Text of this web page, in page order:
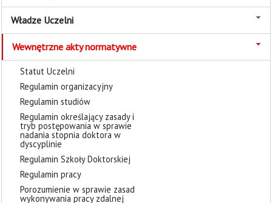
Władze Uczelni
Wewnętrzne akty normatywne
Statut Uczelni
Regulamin organizacyjny
Regulamin studiów
Regulamin określający zasady i
tryb postępowania w sprawie
nadania stopnia doktora w
dyscyplinie
Regulamin Szkoły Doktorskiej
Regulamin pracy
Porozumienie w sprawie zasad
wykonywania pracy zdalnej